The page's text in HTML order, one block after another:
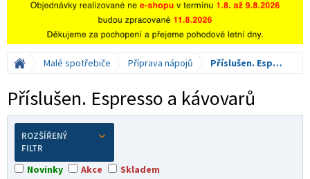
Malé spotřebiče Příprava nápojů Příslušen. Espresso a kávovarů
Příslušen. Espresso a kávovarů
ROZŠÍŘENÝ
FILTR
Novinky Akce Skladem